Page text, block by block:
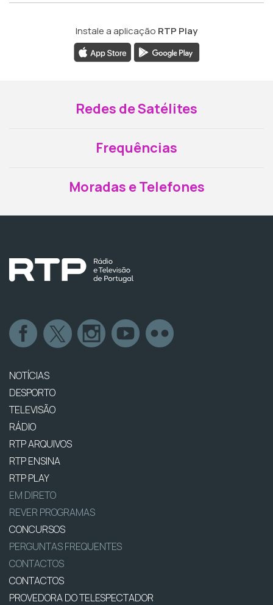
Instale a aplicação RTP Play
Redes de Satélites
Frequências
Moradas e Telefones
NOTÍCIAS
DESPORTO
TELEVISÃO
RÁDIO
RTP ARQUIVOS
RTP ENSINA
RTP PLAY
EM DIRETO
REVER PROGRAMAS
CONCURSOS
PERGUNTAS FREQUENTES
CONTACTOS
CONTACTOS
PROVEDORA DO TELESPECTADOR